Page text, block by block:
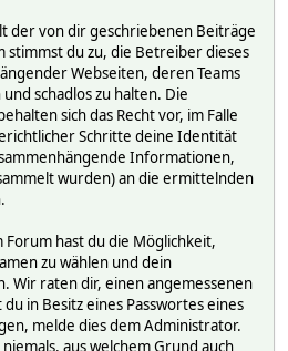
der von dir geschriebenen Beiträge
du zu, die Betreiber dieses
Webseiten, deren Teams
schadlos zu halten. Die
sich das Recht vor, im Falle
Schritte deine Identität
Informationen,
wurden) an die ermittelnden
hast du die Möglichkeit,
zu wählen und dein
Wir raten dir, einen angemessenen
in Besitz eines Passwortes eines
melde dies dem Administrator.
aus welchem Grund auch